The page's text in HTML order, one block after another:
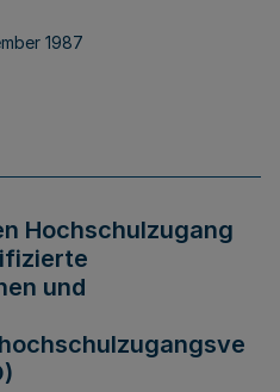
1987
Hochschulzugang
und